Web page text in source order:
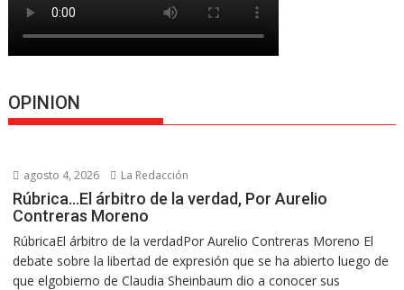
OPINION
agosto 4, 2026 La Redacción
Rúbrica…El árbitro de la verdad, Por Aurelio
Contreras Moreno
RúbricaEl árbitro de la verdadPor Aurelio Contreras Moreno El
debate sobre la libertad de expresión que se ha abierto luego de
que elgobierno de Claudia Sheinbaum dio a conocer sus